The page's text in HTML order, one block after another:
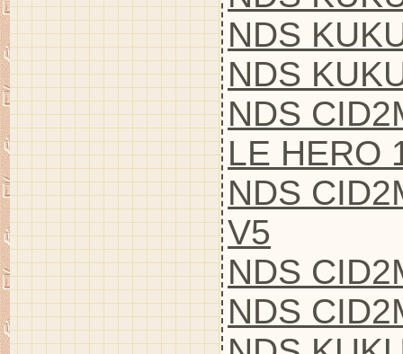
NDS
NDS
NDS
LE HERO
NDS
V5
NDS
NDS